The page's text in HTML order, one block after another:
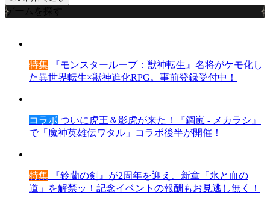
ゲームを探す
特集 『モンスターループ：獣神転生』名将がケモ化し
た異世界転生×獣神進化RPG。事前登録受付中！
コラボ ついに虎王＆影虎が来た！『鋼嵐 - メカラシ』
で「魔神英雄伝ワタル」コラボ後半が開催！
特集 『鈴蘭の剣』が2周年を迎え、新章「氷と血の
道」を解禁ッ！記念イベントの報酬もお見逃し無く！